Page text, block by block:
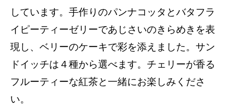
しています。手作りのパンナコッタとバタフラ
イピーティーゼリーであじさいのきらめきを表
現し、ベリーのケーキで彩を添えました。サン
ドイッチは４種から選べます。チェリーが香る
フルーティーな紅茶と一緒にお楽しみくださ
い。